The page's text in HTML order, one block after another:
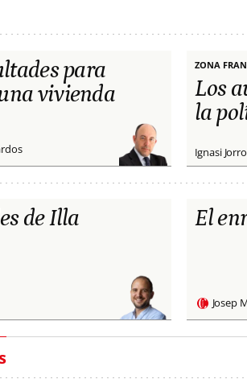
para
vivienda
ZONA
Los
la
Ignasi Jorro
de Illa El
Josep